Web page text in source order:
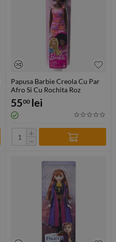
Papusa Barbie Creola Cu Par
Afro Si Cu Rochita Roz
5500 lei
+
−